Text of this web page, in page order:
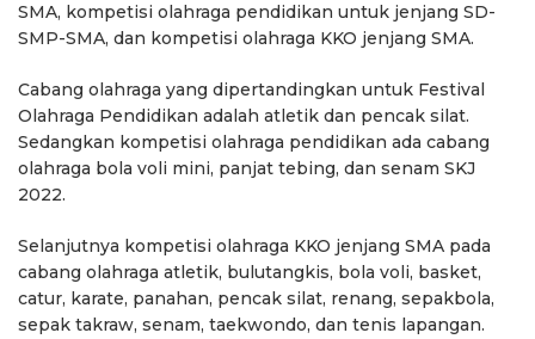
SMA, kompetisi olahraga pendidikan untuk jenjang SD-
SMP-SMA, dan kompetisi olahraga KKO jenjang SMA.
Cabang olahraga yang dipertandingkan untuk Festival
Olahraga Pendidikan adalah atletik dan pencak silat.
Sedangkan kompetisi olahraga pendidikan ada cabang
olahraga bola voli mini, panjat tebing, dan senam SKJ
2022.
Selanjutnya kompetisi olahraga KKO jenjang SMA pada
cabang olahraga atletik, bulutangkis, bola voli, basket,
catur, karate, panahan, pencak silat, renang, sepakbola,
sepak takraw, senam, taekwondo, dan tenis lapangan.